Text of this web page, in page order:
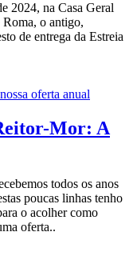
2024, na Casa Geral
o antigo,
de entrega da Estreia
Mor: A
todos os anos
poucas linhas tenho
o acolher como
oferta..